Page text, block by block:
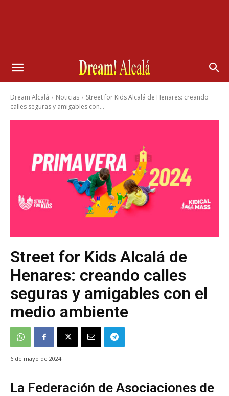
Dream Alcalá Noticias
Street for Kids Alcalá de Henares: creando
calles seguras y amigables con...
Street for Kids Alcalá de
Henares: creando calles
seguras y amigables con el
medio ambiente
6 de mayo de 2024
La Federación de Asociaciones de